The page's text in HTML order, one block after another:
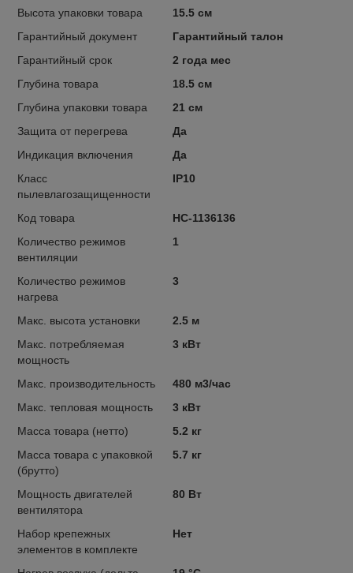
Высота упаковки товара
15.5 см
Гарантийный документ
Гарантийный талон
Гарантийный срок
2 года мес
Глубина товара
18.5 см
Глубина упаковки товара
21 см
Защита от перегрева
Да
Индикация включения
Да
Класс
пылевлагозащищенности
IP10
Код товара
НС-1136136
Количество режимов
вентиляции
1
Количество режимов
нагрева
3
Макс. высота установки
2.5 м
Макс. потребляемая
мощность
3 кВт
Макс. производительность
480 м3/час
Макс. тепловая мощность
3 кВт
Масса товара (нетто)
5.2 кг
Масса товара с упаковкой
(брутто)
5.7 кг
Мощность двигателей
вентилятора
80 Вт
Набор крепежных
элементов в комплекте
Нет